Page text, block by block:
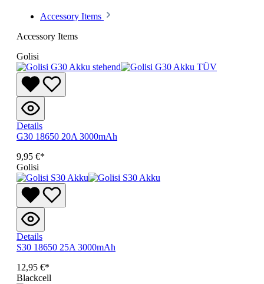
Accessory Items
Accessory Items
Golisi
Details
G30 18650 20A 3000mAh
9,95 €*
Golisi
Details
S30 18650 25A 3000mAh
12,95 €*
Blackcell